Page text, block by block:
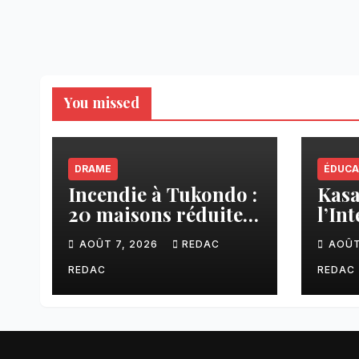
You missed
DRAME
Incendie à Tukondo :
20 maisons réduites
en cendres, plusieurs
familles sans abri
AOÛT 7, 2026 REDAC
REDAC
une
aux
REDAC